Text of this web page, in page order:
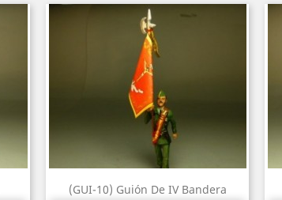
(GUI-10) Guión De IV Bandera